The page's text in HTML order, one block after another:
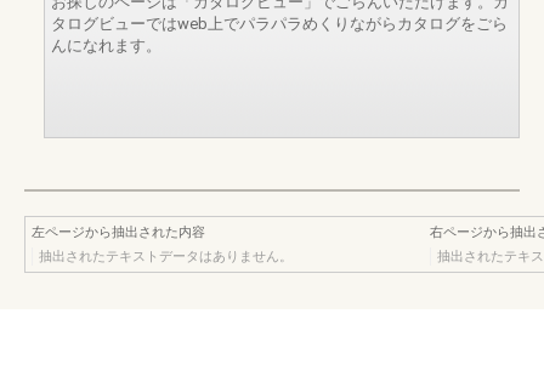
タログビューではweb上でパラパラめくりながらカタログをごら
んになれます。
左ページから抽出された内容
抽出されたテキストデータはありません。
右ページから抽出
抽出されたテキ